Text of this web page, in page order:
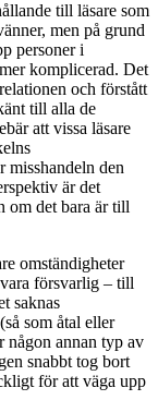
till läsare som
men på grund
personer i
komplicerad. Det
och förstått
till alla de
att vissa läsare
misshandeln den
är det
om det bara är till
omständigheter
försvarlig – till
saknas
som åtal eller
någon annan typ av
snabbt tog bort
för att väga upp